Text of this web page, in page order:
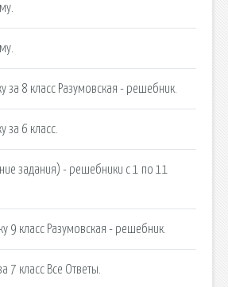
за 8 класс Разумовская - решебник.
за 6 класс.
задания) - решебники с 1 по 11
9 класс Разумовская - решебник.
7 класс Все Ответы.